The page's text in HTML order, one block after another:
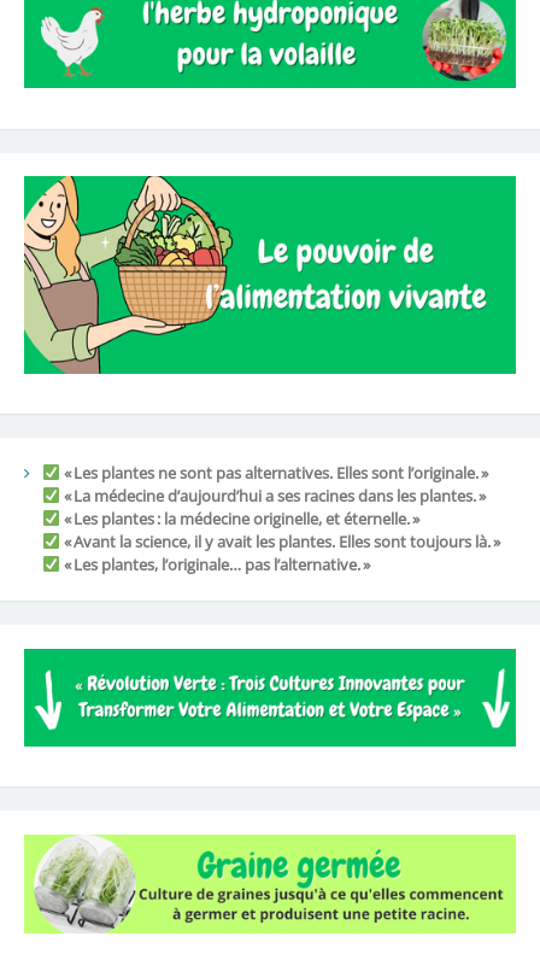
« Les plantes ne sont pas alternatives. Elles sont l’originale. »
« La médecine d’aujourd’hui a ses racines dans les plantes. »
« Les plantes : la médecine originelle, et éternelle. »
« Avant la science, il y avait les plantes. Elles sont toujours là. »
« Les plantes, l’originale… pas l’alternative. »